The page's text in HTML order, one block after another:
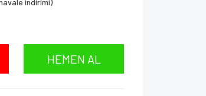
indirimi)
HEMEN AL